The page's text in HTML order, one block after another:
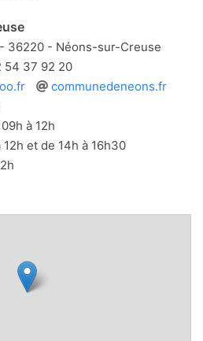
36220 - Néons-sur-Creuse
54 37 92 20
Site
communedeneons.fr
à 12h
et de 14h à 16h30